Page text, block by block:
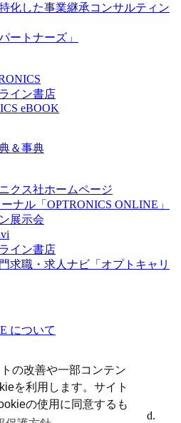
の改善や一部コンテン
を利用します。サイト
の使用に同意するも
化した事業継承コンサルティン
ートナーズ」
イン書店
eBOOK
＆事典
クス社ホームページ
ナル「OPTRONICS ONLINE」
展示会
イン書店
求職・求人ナビ「オプトキャリ
について
Co., Ltd. All rights reserved.